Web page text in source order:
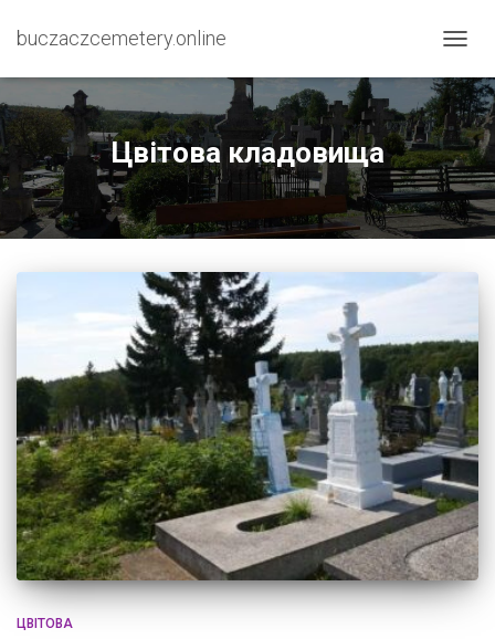
buczaczcemetery.online
Цвітова кладовища
ЦВІТОВА